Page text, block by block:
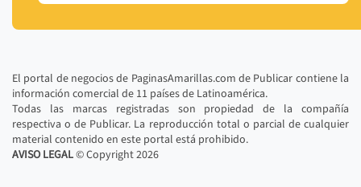
El portal de negocios de PaginasAmarillas.com de Publicar contiene la
información comercial de 11 países de Latinoamérica.
Todas las marcas registradas son propiedad de la compañía
respectiva o de Publicar. La reproducción total o parcial de cualquier
material contenido en este portal está prohibido.
AVISO LEGAL© Copyright2026